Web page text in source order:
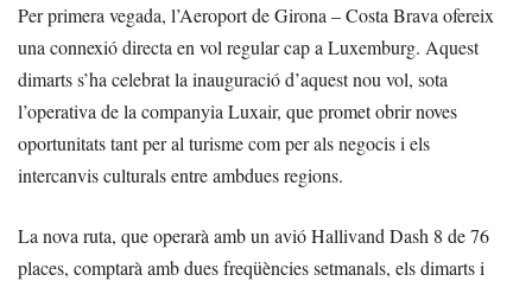
Per primera vegada, l’Aeroport de Girona – Costa Brava ofereix
una connexió directa en vol regular cap a Luxemburg. Aquest
dimarts s’ha celebrat la inauguració d’aquest nou vol, sota
l’operativa de la companyia Luxair, que promet obrir noves
oportunitats tant per al turisme com per als negocis i els
intercanvis culturals entre ambdues regions.
La nova ruta, que operarà amb un avió Hallivand Dash 8 de 76
places, comptarà amb dues freqüències setmanals, els dimarts i